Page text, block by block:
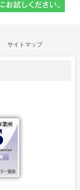
サイトマップ